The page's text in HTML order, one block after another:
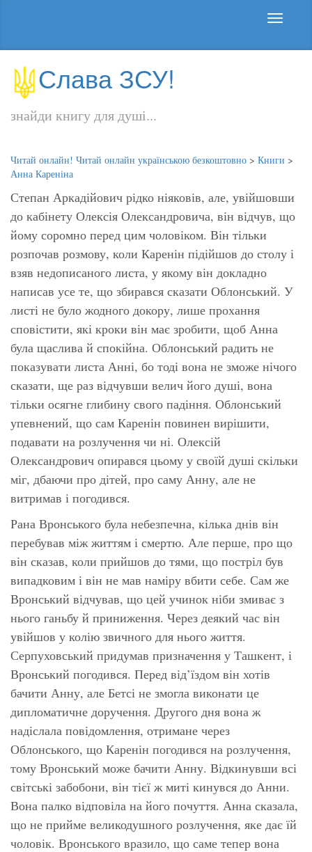
Слава ЗСУ!
знайди книгу для душі...
Читай онлайн! Читай онлайн українською безкоштовно > Книги >
Анна Кареніна
Степан Аркадійович рідко ніяковів, але, увійшовши
до кабінету Олексія Олександровича, він відчув, що
йому соромно перед цим чоловіком. Він тільки
розпочав розмову, коли Каренін підійшов до столу і
взяв недописаного листа, у якому він докладно
написав усе те, що збирався сказати Облонський. У
листі не було жодного докору, лише прохання
сповістити, які кроки він має зробити, щоб Анна
була щаслива й спокійна. Облонський радить не
показувати листа Анні, бо тоді вона не зможе нічого
сказати, ще раз відчувши велич його душі, вона
тільки осягне глибину свого падіння. Облонський
упевнений, що сам Каренін повинен вирішити,
подавати на розлучення чи ні. Олексій
Олександрович опирався цьому у своїй душі скільки
міг, дбаючи про дітей, про саму Анну, але не
витримав і погодився.
Рана Вронського була небезпечна, кілька днів він
перебував між життям і смертю. Але перше, про що
він сказав, коли прийшов до тями, що постріл був
випадковим і він не мав наміру вбити себе. Сам же
Вронський відчував, що цей учинок ніби змиває з
нього ганьбу й приниження. Через деякий час він
увійшов у колію звичного для нього життя.
Серпуховський придумав призначення у Ташкент, і
Вронський погодився. Перед від’їздом він хотів
бачити Анну, але Бетсі не змогла виконати це
дипломатичне доручення. Другого дня вона ж
надіслала повідомлення, отримане через
Облонського, що Каренін погодився на розлучення,
тому Вронський може бачити Анну. Відкинувши всі
світські забобони, він тієї ж миті кинувся до Анни.
Вона палко відповіла на його почуття. Анна сказала,
що не прийме великодушного розлучення, яке дає їй
чоловік. Вронського вразило, що саме тепер вона